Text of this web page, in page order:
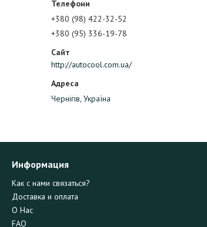
+380 (98) 422-32-52
+380 (95) 336-19-78
http://autocool.com.ua/
Чернігів, Україна
Информация
Как с нами связаться?
Доставка и оплата
О Нас
FAQ